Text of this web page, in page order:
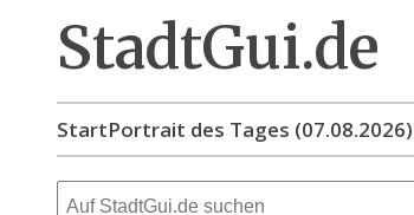
StadtGui.de
StartPortrait des Tages (07.08.2026)